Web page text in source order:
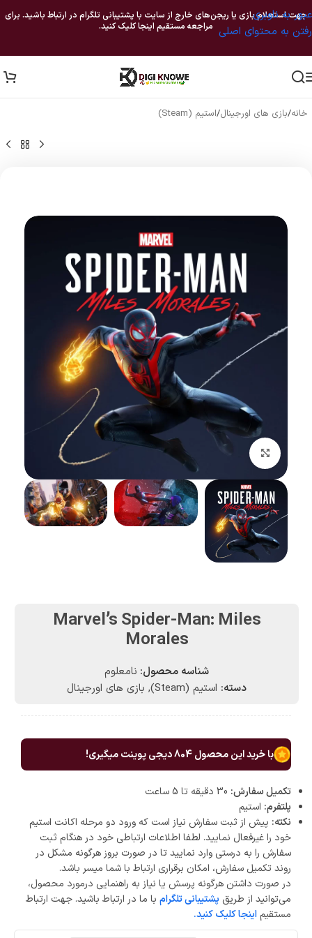
عبور به ناوبری
رفتن به محتوای اصلی
جهت استعلام بازی یا ریجن‌های خارج از سایت با پشتیبانی تلگرام در ارتباط باشید. برای
مراجعه مستقیم اینجا کلیک کنید.
خانه/بازی های اورجینال/استیم (Steam)
بزرگنمایی تصویر
Marvel’s Spider-Man: Miles
Morales
شناسه محصول: نامعلوم
دسته: استیم (Steam) , بازی های اورجینال
با خرید این محصول804دیجی پوینت میگیری!
تکمیل سفارش:
پلتفرم: استیم
نکته: پیش از ثبت سفارش نیاز است که ورود دو مرحله اکانت استیم
خود را غیرفعال نمایید. لطفا اطلاعات ارتباطی خود در هنگام ثبت
سفارش را به درستی وارد نمایید تا در صورت بروز هرگونه مشکل در
روند تکمیل سفارش، امکان برقراری ارتباط با شما میسر باشد.
در صورت داشتن هرگونه پرسش یا نیاز به راهنمایی درمورد محصول،
می‌توانید از طریق پشتیبانی تلگرام با ما در ارتباط باشید. جهت ارتباط
مستقیم اینجا کلیک کنید.